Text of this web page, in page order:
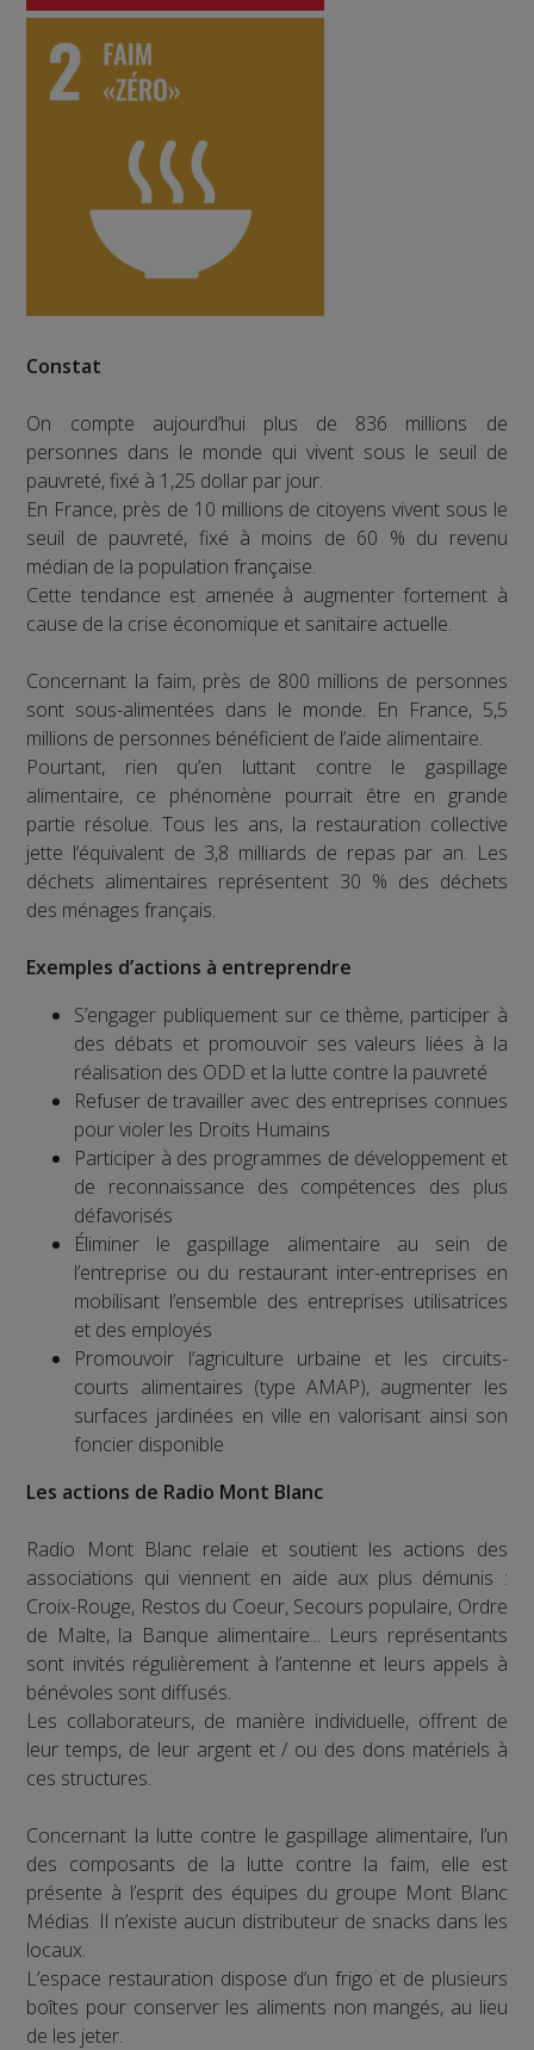
Constat
On compte aujourd’hui plus de 836 millions de
personnes dans le monde qui vivent sous le seuil de
pauvreté, fixé à 1,25 dollar par jour.
En France, près de 10 millions de citoyens vivent sous le
seuil de pauvreté, fixé à moins de 60 % du revenu
médian de la population française.
Cette tendance est amenée à augmenter fortement à
cause de la crise économique et sanitaire actuelle.
Concernant la faim, près de 800 millions de personnes
sont sous-alimentées dans le monde. En France, 5,5
millions de personnes bénéficient de l’aide alimentaire.
Pourtant, rien qu’en luttant contre le gaspillage
alimentaire, ce phénomène pourrait être en grande
partie résolue. Tous les ans, la restauration collective
jette l’équivalent de 3,8 milliards de repas par an. Les
déchets alimentaires représentent 30 % des déchets
des ménages français.
Exemples d’actions à entreprendre
S’engager publiquement sur ce thème, participer à
des débats et promouvoir ses valeurs liées à la
réalisation des ODD et la lutte contre la pauvreté
Refuser de travailler avec des entreprises connues
pour violer les Droits Humains
Participer à des programmes de développement et
de reconnaissance des compétences des plus
défavorisés
Éliminer le gaspillage alimentaire au sein de
l’entreprise ou du restaurant inter-entreprises en
mobilisant l’ensemble des entreprises utilisatrices
et des employés
Promouvoir l’agriculture urbaine et les circuits-
courts alimentaires (type AMAP), augmenter les
surfaces jardinées en ville en valorisant ainsi son
foncier disponible
Les actions de Radio Mont Blanc
Radio Mont Blanc relaie et soutient les actions des
associations qui viennent en aide aux plus démunis :
Croix-Rouge, Restos du Coeur, Secours populaire, Ordre
de Malte, la Banque alimentaire... Leurs représentants
sont invités régulièrement à l’antenne et leurs appels à
bénévoles sont diffusés.
Les collaborateurs, de manière individuelle, offrent de
leur temps, de leur argent et / ou des dons matériels à
ces structures.
Concernant la lutte contre le gaspillage alimentaire, l’un
des composants de la lutte contre la faim, elle est
présente à l’esprit des équipes du groupe Mont Blanc
Médias. Il n’existe aucun distributeur de snacks dans les
locaux.
L’espace restauration dispose d’un frigo et de plusieurs
boîtes pour conserver les aliments non mangés, au lieu
de les jeter.